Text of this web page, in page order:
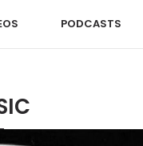
PODCASTS